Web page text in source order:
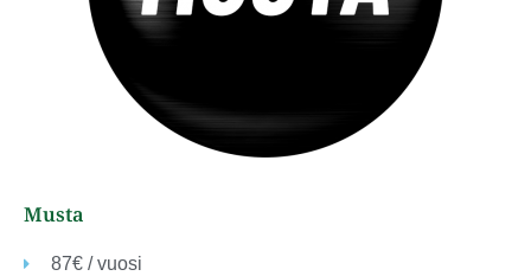
Musta
87€ / vuosi